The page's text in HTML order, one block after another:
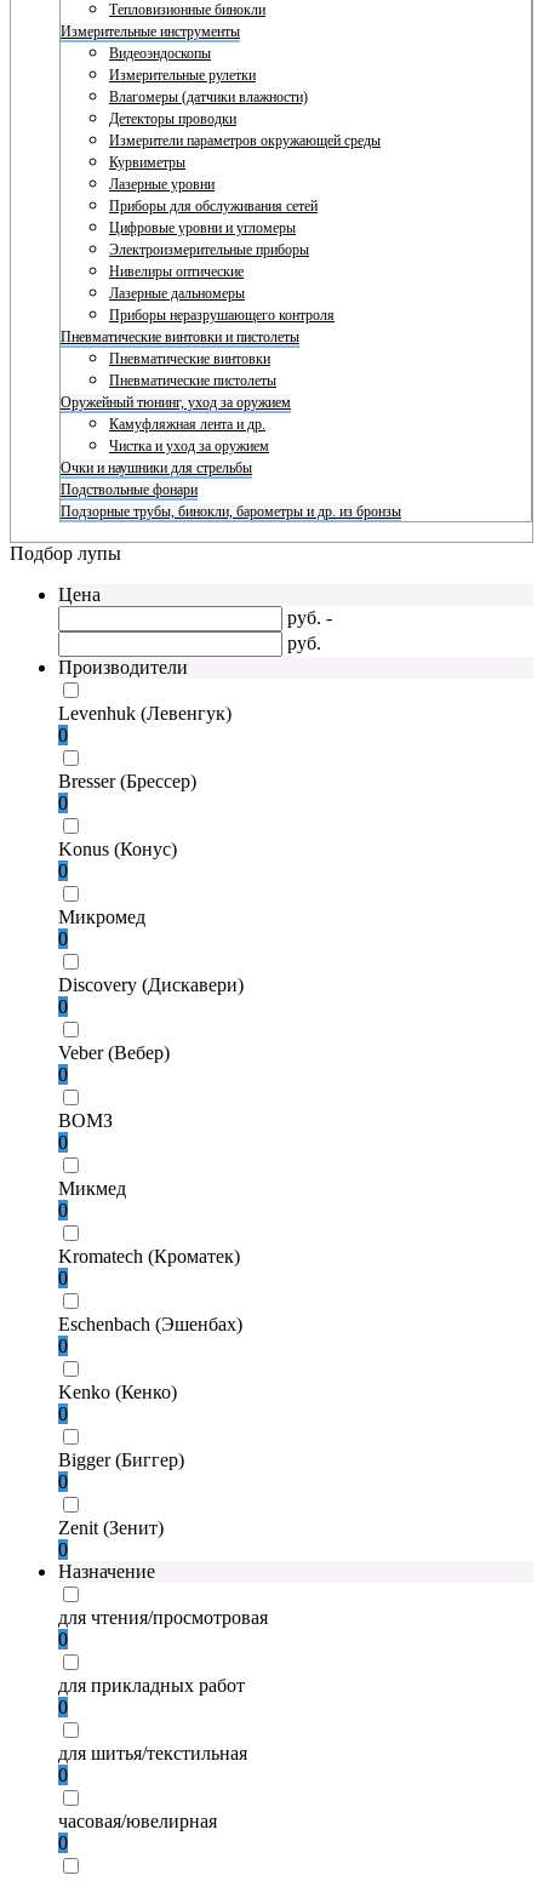
Тепловизионные бинокли
Измерительные инструменты
Видеоэндоскопы
Измерительные рулетки
Влагомеры (датчики влажности)
Детекторы проводки
Измерители параметров окружающей среды
Курвиметры
Лазерные уровни
Приборы для обслуживания сетей
Цифровые уровни и угломеры
Электроизмерительные приборы
Нивелиры оптические
Лазерные дальномеры
Приборы неразрушающего контроля
Пневматические винтовки и пистолеты
Пневматические винтовки
Пневматические пистолеты
Оружейный тюнинг, уход за оружием
Камуфляжная лента и др.
Чистка и уход за оружием
Очки и наушники для стрельбы
Подствольные фонари
Подзорные трубы, бинокли, барометры и др. из бронзы
Подбор лупы
Цена
руб. -
руб.
Производители
Levenhuk (Левенгук)
0
Bresser (Брессер)
0
Konus (Конус)
0
Микромед
0
Discovery (Дискавери)
0
Veber (Вебер)
0
ВОМЗ
0
Микмед
0
Kromatech (Кроматек)
0
Eschenbach (Эшенбах)
0
Kenko (Кенко)
0
Bigger (Биггер)
0
Zenit (Зенит)
0
Назначение
для чтения/просмотровая
0
для прикладных работ
0
для шитья/текстильная
0
часовая/ювелирная
0